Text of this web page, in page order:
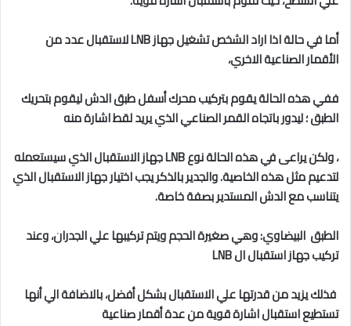
أما في حالة اذا اراد الشخص تشغيل جهاز LNB لاستقبال عدد من
الأقمار الصناعية الاخري،
ففي هذه الحالة يقوم بتركيب محرك أسفل طبق الدش ليقوم بتحريك
الطبق ؛ ليدور باتجاه القمر الصناعي الذي يريد لقط اشارة منه
، ولكن يراعى في هذه الحالة نوع LNB جهاز الاستقبال الذي سيستعمله
لتدعيم مثل هذه الخاصية. والجدير بالذكر يجب اختيار جهاز الاستقبال الذي
يتناسب مع الدش المستدير بصفة خاصة.
الطبق البيضاوي: وهي صغيرة الحجم ويتم تركيبها علي الجدران، وعند
تركيب جهاز استقبال ال LNB
فذلك يزيد من قدرتها علي الاستقبال بشكل أفضل، بالاضافة الي أنها
تستطيع استقبال اشارة قوية من عدة أقمار صناعية